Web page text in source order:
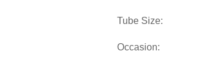
Tube Size:
Occasion: